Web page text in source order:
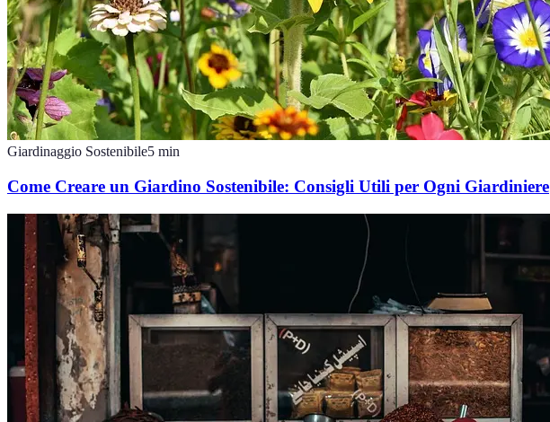
Giardinaggio Sostenibile5 min
Come Creare un Giardino Sostenibile: Consigli Utili per Ogni Giardiniere